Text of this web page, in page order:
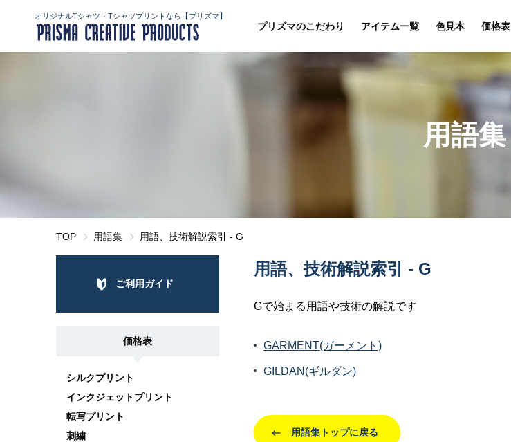
オリジナルTシャツ・Tシャツプリントなら【プリズマ】
プリズマのこだわり アイテム一覧 色見本 価格表
用語集
TOP 用語集 用語、技術解説索引 - G
ご利用ガイド
価格表
シルクプリント
インクジェットプリント
転写プリント
刺繍
用語、技術解説索引 - G
Gで始まる用語や技術の解説です
GARMENT(ガーメント)
GILDAN(ギルダン)
用語集トップに戻る